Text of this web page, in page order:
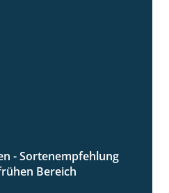
7:53
- Sortenempfehlung
Bereich